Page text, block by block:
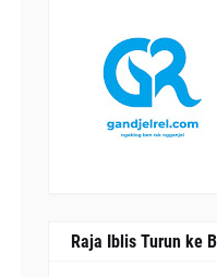
Raja Iblis Turun ke